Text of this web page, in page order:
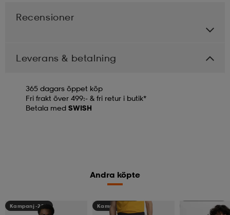
Recensioner
Leverans & betalning
365 dagars öppet köp
Fri frakt över 499:- & fri retur i butik*
Betala med SWISH
Andra köpte
Kampanj -25% Kampanj -25% Kampanj -25%